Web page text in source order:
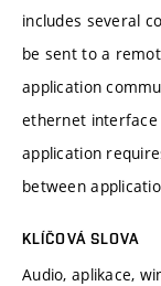
includes several
be sent to a
application
ethernet interface
application
between
KLÍČOVÁ SLOVA
Audio, aplikace,